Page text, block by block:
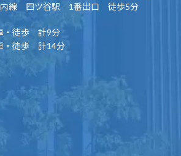
内線 四ツ谷駅 1番出口 徒歩5分
・徒歩 計9分
・徒歩 計14分